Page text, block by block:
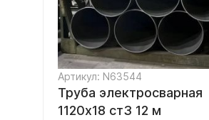
Артикул: N63544
Труба электросварная
1120х18 ст3 12 м